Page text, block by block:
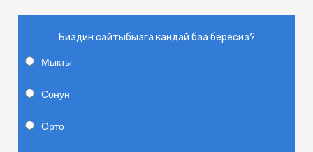
Биздин сайтыбызга кандай баа бересиз?
Мыкты
Сонун
Орто